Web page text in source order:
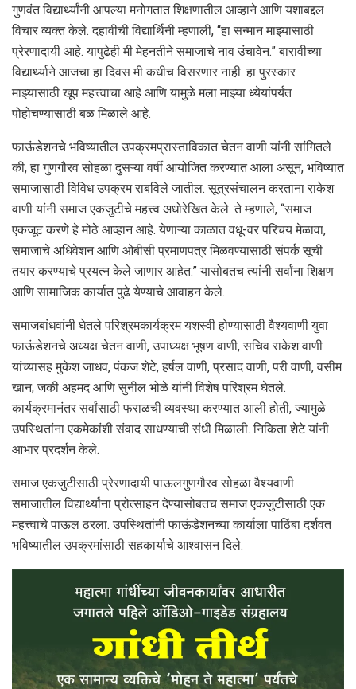
गुणवंत विद्यार्थ्यांनी आपल्या मनोगतात शिक्षणातील आव्हाने आणि यशाबद्दल
विचार व्यक्त केले. दहावीची विद्यार्थिनी म्हणाली, “हा सन्मान माझ्यासाठी
प्रेरणादायी आहे. यापुढेही मी मेहनतीने समाजाचे नाव उंचावेन.” बारावीच्या
विद्यार्थ्याने आजचा हा दिवस मी कधीच विसरणार नाही. हा पुरस्कार
माझ्यासाठी खूप महत्त्वाचा आहे आणि यामुळे मला माझ्या ध्येयांपर्यंत
पोहोचण्यासाठी बळ मिळाले आहे.
फाऊंडेशनचे भविष्यातील उपक्रम प्रास्ताविकात चेतन वाणी यांनी सांगितले
की, हा गुणगौरव सोहळा दुसऱ्या वर्षी आयोजित करण्यात आला असून, भविष्यात
समाजासाठी विविध उपक्रम राबविले जातील. सूत्रसंचालन करताना राकेश
वाणी यांनी समाज एकजुटीचे महत्त्व अधोरेखित केले. ते म्हणाले, “समाज
एकजूट करणे हे मोठे आव्हान आहे. येणाऱ्या काळात वधू-वर परिचय मेळावा,
समाजाचे अधिवेशन आणि ओबीसी प्रमाणपत्र मिळवण्यासाठी संपर्क सूची
तयार करण्याचे प्रयत्न केले जाणार आहेत.” यासोबतच त्यांनी सर्वांना शिक्षण
आणि सामाजिक कार्यात पुढे येण्याचे आवाहन केले.
समाजबांधवांनी घेतले परिश्रम कार्यक्रम यशस्वी होण्यासाठी वैश्यवाणी युवा
फाऊंडेशनचे अध्यक्ष चेतन वाणी, उपाध्यक्ष भूषण वाणी, सचिव राकेश वाणी
यांच्यासह मुकेश जाधव, पंकज शेटे, हर्षल वाणी, प्रसाद वाणी, परी वाणी, वसीम
खान, जकी अहमद आणि सुनील भोळे यांनी विशेष परिश्रम घेतले.
कार्यक्रमानंतर सर्वांसाठी फराळची व्यवस्था करण्यात आली होती, ज्यामुळे
उपस्थितांना एकमेकांशी संवाद साधण्याची संधी मिळाली. निकिता शेटे यांनी
आभार प्रदर्शन केले.
समाज एकजुटीसाठी प्रेरणादायी पाऊल गुणगौरव सोहळा वैश्यवाणी
समाजातील विद्यार्थ्यांना प्रोत्साहन देण्यासोबतच समाज एकजुटीसाठी एक
महत्त्वाचे पाऊल ठरला. उपस्थितांनी फाऊंडेशनच्या कार्याला पाठिंबा दर्शवत
भविष्यातील उपक्रमांसाठी सहकार्याचे आश्वासन दिले.